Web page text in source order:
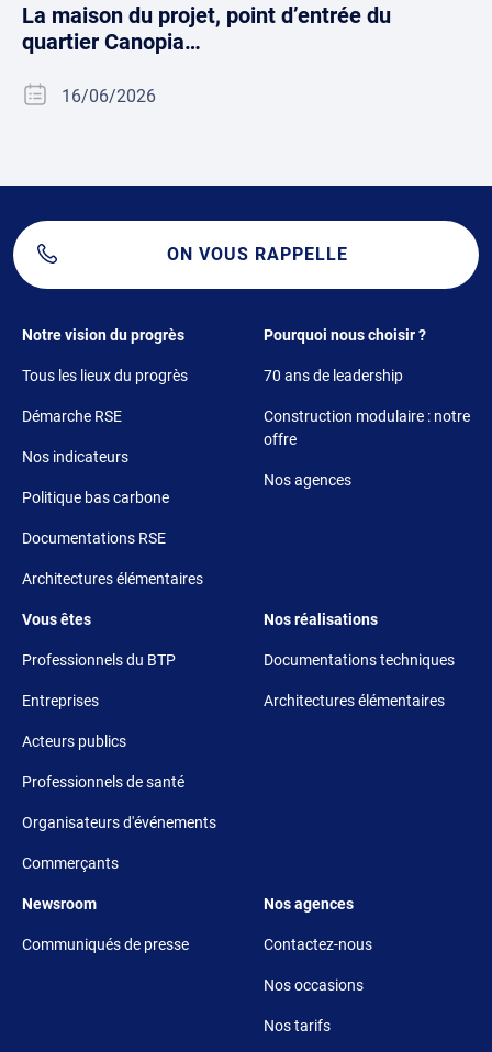
La maison du projet, point d’entrée du
quartier Canopia…
16/06/2026
ON VOUS RAPPELLE
Footer 1
Notre vision du progrès
Tous les lieux du progrès
Démarche RSE
Nos indicateurs
Politique bas carbone
Documentations RSE
Architectures élémentaires
Footer 2
Pourquoi nous choisir ?
70 ans de leadership
Construction modulaire : notre
offre
Nos agences
Footer 3
Vous êtes
Professionnels du BTP
Entreprises
Acteurs publics
Professionnels de santé
Organisateurs d'événements
Commerçants
Footer 4
Nos réalisations
Documentations techniques
Architectures élémentaires
Footer 5
Newsroom
Communiqués de presse
Footer 6
Nos agences
Contactez-nous
Nos occasions
Nos tarifs